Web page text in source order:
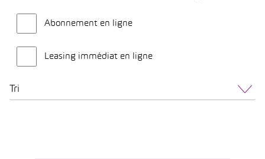
Abonnement en ligne
Leasing immédiat en ligne
Tri